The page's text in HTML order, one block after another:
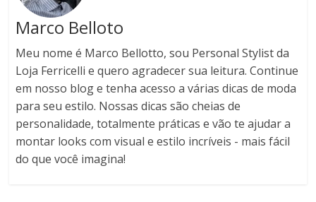
Marco Belloto
Meu nome é Marco Bellotto, sou Personal Stylist da
Loja Ferricelli e quero agradecer sua leitura. Continue
em nosso blog e tenha acesso a várias dicas de moda
para seu estilo. Nossas dicas são cheias de
personalidade, totalmente práticas e vão te ajudar a
montar looks com visual e estilo incríveis - mais fácil
do que você imagina!